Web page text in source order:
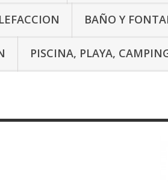
BAÑO Y
PISCINA, PLAYA,